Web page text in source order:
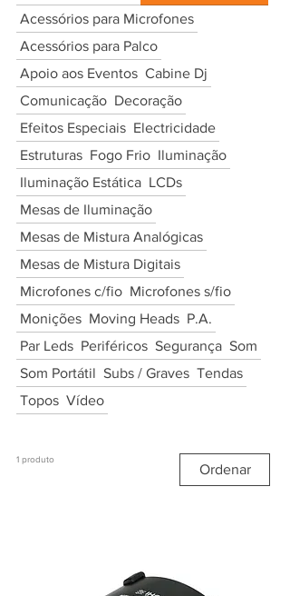
Acessórios para Microfones
Acessórios para Palco
Apoio aos Eventos Cabine Dj
Comunicação Decoração
Efeitos Especiais Electricidade
Estruturas Fogo Frio Iluminação
Iluminação Estática LCDs
Mesas de Iluminação
Mesas de Mistura Analógicas
Mesas de Mistura Digitais
Microfones c/fio Microfones s/fio
Monições Moving Heads P.A.
Par Leds Periféricos Segurança Som
Som Portátil Subs / Graves Tendas
Topos Vídeo
1 produto
Ordenar